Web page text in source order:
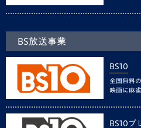
BS放送事業
BS10
全国無料
映画に麻
BS10プ